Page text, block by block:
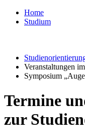
Home
Studium
Veranstaltungen
Symposium
Termine
zur